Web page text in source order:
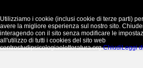
Utilizziamo i cookie (inclusi cookie di terze parti)
avere la migliore esperienza sul nostro sito.
interagendo con il sito senza modificare le
all'utilizzo di tutti i cookies del sito web
centrostudipsicologiaeletteratura.org.ChiudiLeggi